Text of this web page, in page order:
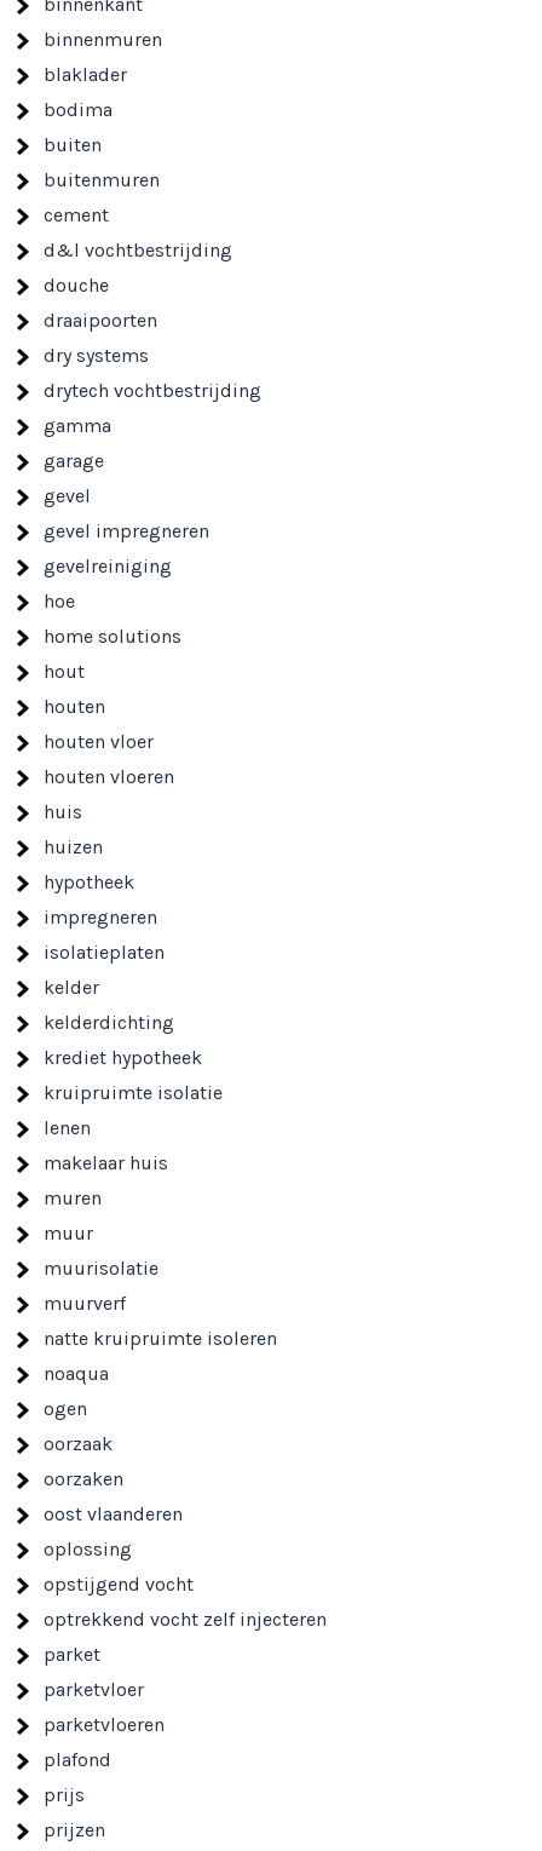
binnenmuren
blaklader
bodima
buiten
buitenmuren
cement
d&l vochtbestrijding
douche
draaipoorten
dry systems
drytech vochtbestrijding
gamma
garage
gevel
gevel impregneren
gevelreiniging
hoe
home solutions
hout
houten
houten vloer
houten vloeren
huis
huizen
hypotheek
impregneren
isolatieplaten
kelder
kelderdichting
krediet hypotheek
kruipruimte isolatie
lenen
makelaar huis
muren
muur
muurisolatie
muurverf
natte kruipruimte isoleren
noaqua
ogen
oorzaak
oorzaken
oost vlaanderen
oplossing
opstijgend vocht
optrekkend vocht zelf injecteren
parket
parketvloer
parketvloeren
plafond
prijs
prijzen